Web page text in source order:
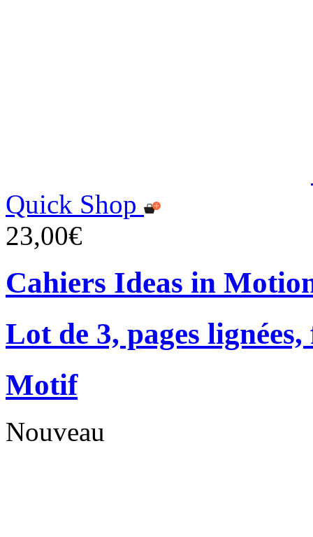
Quick Shop
23,00€
Cahiers Ideas in
Lot de 3, pages
Motif
Nouveau